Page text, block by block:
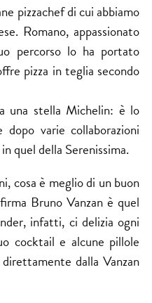
pizzachef di cui abbiamo
Romano, appassionato
percorso lo ha portato
pizza in teglia secondo
una stella Michelin: è lo
varie collaborazioni
quel della Serenissima.
cosa è meglio di un buon
Bruno Vanzan è quel
infatti, ci delizia ogni
cocktail e alcune pillole
dalla Vanzan